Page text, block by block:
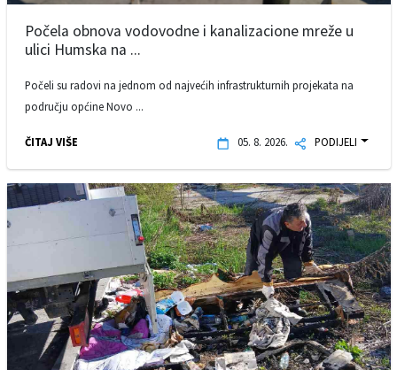
Počela obnova vodovodne i kanalizacione mreže u
ulici Humska na ...
Počeli su radovi na jednom od najvećih infrastrukturnih projekata na
području općine Novo ...
ČITAJ VIŠE 05. 8. 2026. PODIJELI